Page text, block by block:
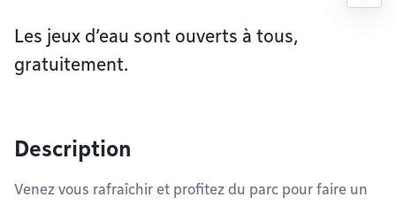
Les jeux d’eau sont ouverts à tous,
gratuitement.
Description
Venez vous rafraîchir et profitez du parc pour faire un